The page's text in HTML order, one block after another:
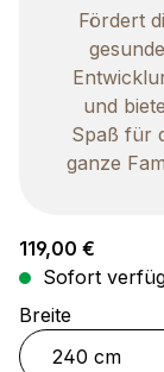
Fördert
gesunde
und
Spaß für
ganze
Regulärer Preis:
119,00 €
Sofort
Breiteauswählen